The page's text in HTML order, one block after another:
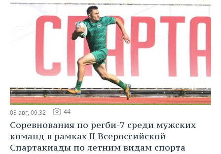
03 авг, 09:32 44
Соревнования по регби-7 среди мужских
команд в рамках II Всероссийской
Спартакиады по летним видам спорта